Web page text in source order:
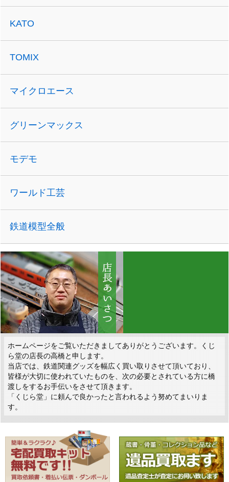
KATO
TOMIX
マイクロエース
グリーンマックス
モデモ
ワールド工芸
鉄道模型全般
ホームページをご覧いただきましてありがとうございます。くじ
ら堂の店長の高橋と申します。
当店では、鉄道関連グッズを幅広く買い取りさせて頂いており、
皆様が大切に使われていたものを、次の必要とされている方に橋
渡しをするお手伝いをさせて頂きます。
「くじら堂」に頼んで良かったと言われるよう努めてまいりま
す。